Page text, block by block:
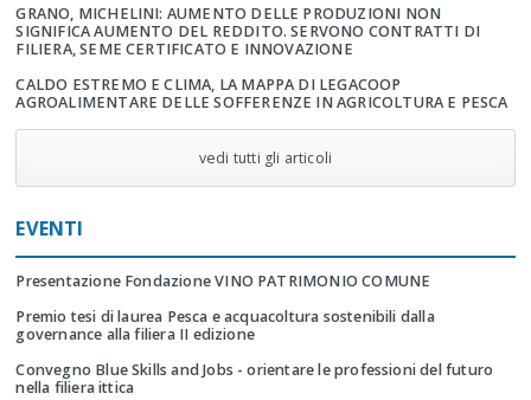
GRANO, MICHELINI: AUMENTO DELLE PRODUZIONI NON
SIGNIFICA AUMENTO DEL REDDITO. SERVONO CONTRATTI DI
FILIERA, SEME CERTIFICATO E INNOVAZIONE
CALDO ESTREMO E CLIMA, LA MAPPA DI LEGACOOP
AGROALIMENTARE DELLE SOFFERENZE IN AGRICOLTURA E PESCA
vedi tutti gli articoli
EVENTI
Presentazione Fondazione VINO PATRIMONIO COMUNE
Premio tesi di laurea Pesca e acquacoltura sostenibili dalla
governance alla filiera II edizione
Convegno Blue Skills and Jobs - orientare le professioni del futuro
nella filiera ittica